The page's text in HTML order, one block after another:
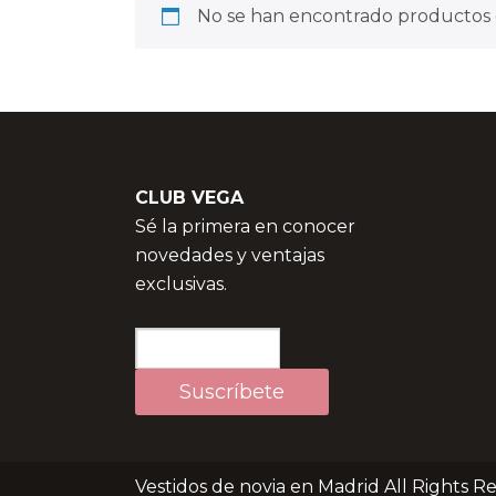
No se han encontrado
CLUB VEGA
Sé la primera en conocer
novedades y ventajas
exclusivas.
Vestidos de novia en Madrid All Rights